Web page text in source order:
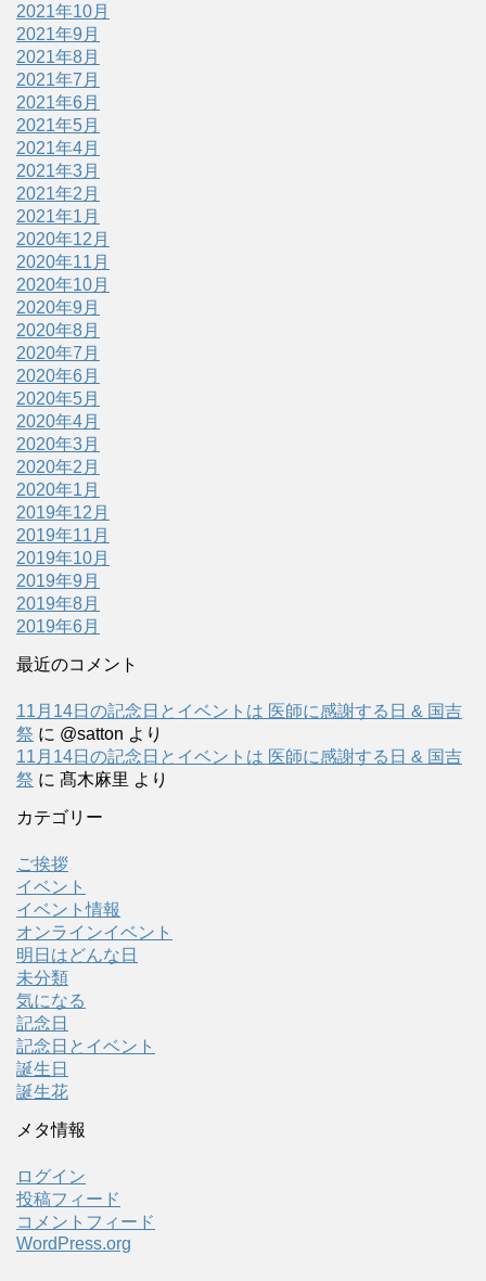
2021年10月
2021年9月
2021年8月
2021年7月
2021年6月
2021年5月
2021年4月
2021年3月
2021年2月
2021年1月
2020年12月
2020年11月
2020年10月
2020年9月
2020年8月
2020年7月
2020年6月
2020年5月
2020年4月
2020年3月
2020年2月
2020年1月
2019年12月
2019年11月
2019年10月
2019年9月
2019年8月
2019年6月
最近のコメント
11月14日の記念日とイベントは 医師に感謝する日 & 国吉
祭 に @satton より
11月14日の記念日とイベントは 医師に感謝する日 & 国吉
祭 に 髙木麻里 より
カテゴリー
ご挨拶
イベント
イベント情報
オンラインイベント
明日はどんな日
未分類
気になる
記念日
記念日とイベント
誕生日
誕生花
メタ情報
ログイン
投稿フィード
コメントフィード
WordPress.org